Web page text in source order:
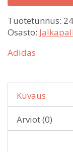
Tuotetunnus:
Osasto:
Adidas
Kuvaus
Arviot (0)